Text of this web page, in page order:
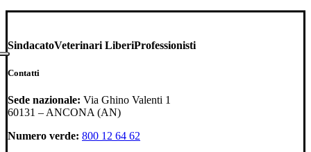
SindacatoVeterinari LiberiProfessionisti
Contatti
Sede nazionale: Via Ghino Valenti 1
60131 – ANCONA (AN)
Numero verde: 800 12 64 62